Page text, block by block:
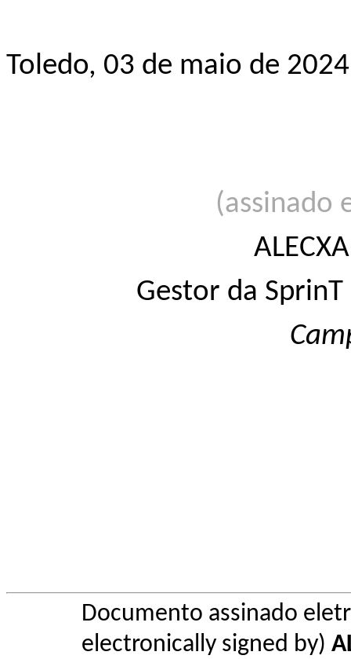
Toledo, 03 de maio de
(assinado
Gestor da SprinT
Documento assinado
electronically signed by)